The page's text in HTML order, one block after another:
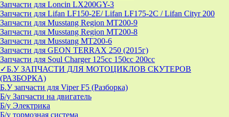
Запчасти для Loncin LX200GY-3
Запчасти для Lifan LF150-2E/ Lifan LF175-2C / Lifan Cityr 200
Запчасти для Musstang Region MT200-9
Запчасти для Musstang Region MT200-8
Запчасти для Musstang MT200-6
Запчасти для GEON TERRAX 250 (2015г)
Запчасти для Soul Charger 125сс 150cc 200сс
✓Б.У ЗАПЧАСТИ ДЛЯ МОТОЦИКЛОВ СКУТЕРОВ
(РАЗБОРКА)
Б.У запчасти для Viper F5 (Разборка)
Б/у Запчасти на двигатель
Б/у Электрика
Б/у тормозная система